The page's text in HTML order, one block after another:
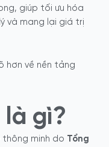
giúp tối ưu hóa
và mang lại giá trị
hơn về nền tảng
là gì?
thông minh do Tổng